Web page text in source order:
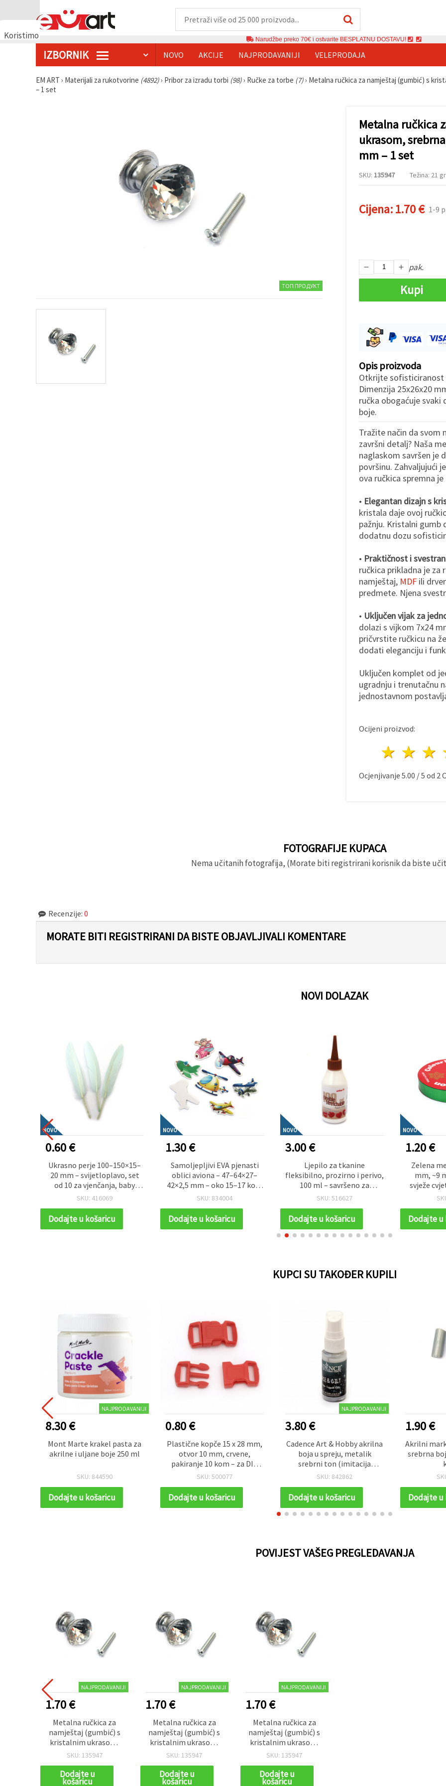
Koristimo
Narudžbe preko 70€ i ostvarite BESPLATNU DOSTAVU!
IZBORNIK NOVO AKCIJE NAJPRODAVANIJI VELEPRODAJA
EM ART › Materijali za rukotvorine (4892)› Pribor za izradu torbi (98)› Ručke za torbe (7)› Metalna ručkica za namještaj (gumbić) s
– 1 set
ТОП ПРОДУКТ
Metalna ručkica
ukrasom,
mm – 1 set
SKU: 135947 Težina: 21
Cijena:1.70 € 1-9
pak.
Kupi
Opis proizvoda
Otkrijte sofisticiranost
Dimenzija 25x26x20
ručka obogaćuje svaki
boje.
Tražite način da
završni detalj? Naša
naglaskom savršen je
površinu. Zahvaljujući
ova ručkica spremna
• Elegantan dizajn s
kristala daje ovoj
pažnju. Kristalni gumb
dodatnu dozu
• Praktičnost i
ručkica prikladna je
namještaj, MDF ili
predmete. Njena
• Uključen vijak za
dolazi s vijkom 7x24
pričvrstite ručkicu na
dodati eleganciju i
Uključen komplet od
ugradnju i trenutačnu
jednostavnom
Ocijeni proizvod:
2
1
Ocjenjivanje 5.00 /5 od 2
FOTOGRAFIJE KUPACA
Nema učitanih fotografija, (Morate biti registrirani korisnik da biste
Recenzije: 0
MORATE BITI REGISTRIRANI DA BISTE OBJAVLJIVALI KOMENTARE
NOVI DOLAZAK
NOVO
0.60 €
Ukrasno perje 100–150×15–
20 mm – svijetloplavo, set
od 10 za vjenčanja, baby
shower i elegantne
SKU: 416069
Dodajte u košaricu
NOVO
1.30 €
Samoljepljivi EVA pjenasti
oblici aviona – 47–64×27–
42×2,5 mm – oko 15–17 kom
– šarene naljepnice za dječje
dekoracije
SKU: 834004
Dodajte u košaricu
NOVO
3.00 €
Ljepilo za tkanine
fleksibilno, prozirno i perivo,
100 ml – savršeno za
rastezljive materijale,
SKU: 516627
Dodajte u košaricu
NOVO
1.20 €
Zelena
mm, ~9
svježe
Dodajte u
KUPCI SU TAKOĐER KUPILI
NAJPRODAVANIJI
8.30 €
Mont Marte krakel pasta za
akrilne i uljane boje 250 ml
SKU: 844590
Dodajte u košaricu
0.80 €
Plastične kopče 15 x 28 mm,
otvor 10 mm, crvene,
pakiranje 10 kom – za DIY,
hobi, torbe i vrpce
SKU: 500077
Dodajte u košaricu
NAJPRODAVANIJI
3.80 €
Cadence Art & Hobby akrilna
boja u spreju, metalik
srebrni ton (imitacija
srebra), Shake & Spray bočica
za rukotvorine, DIY i dekor
SKU: 842862
Dodajte u košaricu
1.90 €
Akrilni
srebrna
Dodajte u
POVIJEST VAŠEG PREGLEDAVANJA
NAJPRODAVANIJI
1.70 €
Metalna ručkica za
namještaj (gumbić) s
kristalnim ukrasom,
srebrna boja, 25x26x20
– 1 set
SKU: 135947
Dodajte u
košaricu
NAJPRODAVANIJI
1.70 €
Metalna ručkica za
namještaj (gumbić) s
kristalnim ukrasom,
srebrna boja, 25x26x20
– 1 set
SKU: 135947
Dodajte u
košaricu
NAJPRODAVANIJI
1.70 €
Metalna ručkica za
namještaj (gumbić) s
kristalnim ukrasom,
srebrna boja, 25x26x20
– 1 set
SKU: 135947
Dodajte u
košaricu